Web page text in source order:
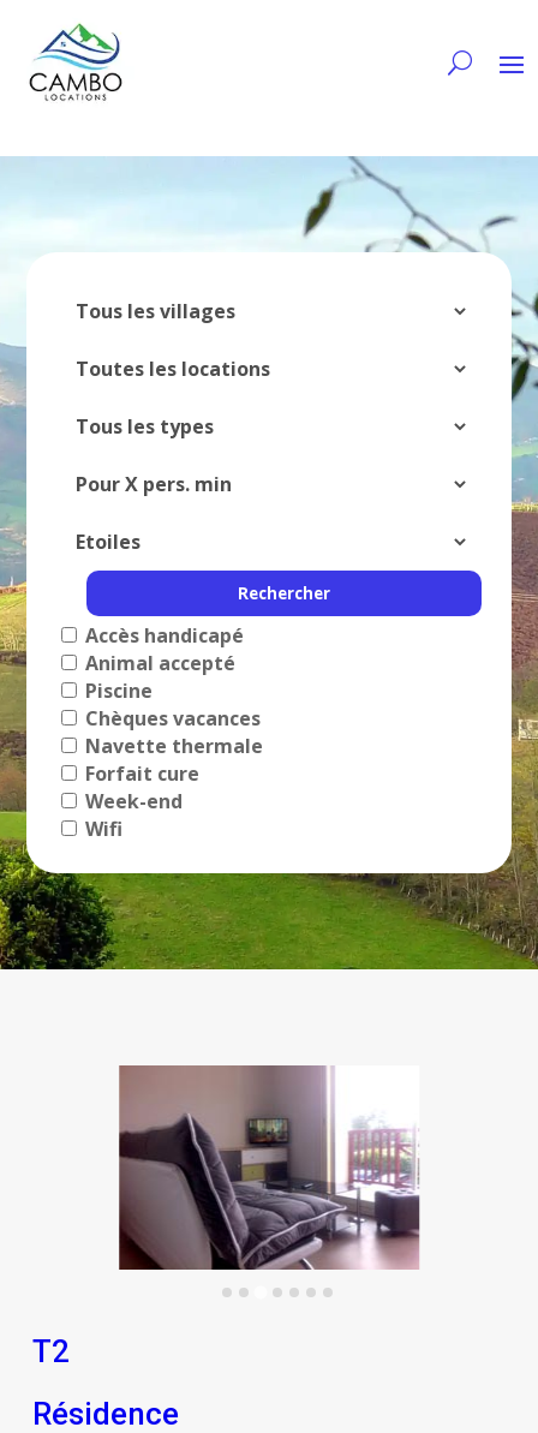
Accès handicapé
Animal accepté
Piscine
Chèques vacances
Navette thermale
Forfait cure
Week-end
Wifi
T2
Résidence